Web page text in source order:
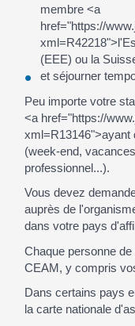
membre <a
href="https://
(EEE) ou la
et séjourner
Peu importe votre
<a href="https://
xml=R13146">ayant
(week-end,
professionnel...).
Vous devez
auprès de
dans votre pays
Chaque personne
CEAM, y compris
Dans certains pays
la carte nationale